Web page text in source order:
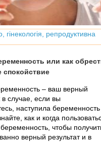
гінекологія, репродуктивна
или как
спокойствие
– ваш верный
случае, если вы
наступила беременность
как и когда
чтобы
верный результат и в